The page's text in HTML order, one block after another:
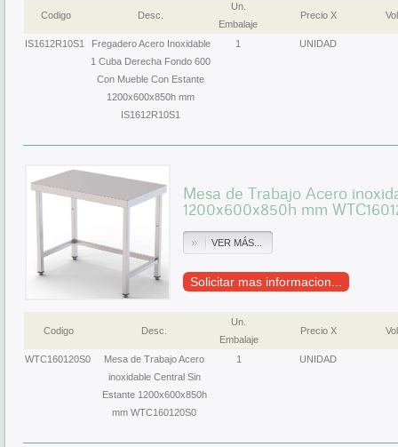
Codigo Desc.
Un.
Embalaje
Precio X
IS1612R10S1
Fregadero Acero Inoxidable
1 Cuba Derecha Fondo 600
Con Mueble Con Estante
1200x600x850h mm
IS1612R10S1
1 UNIDAD
Mesa de Trabajo Acero
1200x600x850h mm
VER MÁS...
Solicitar mas informacion...
Codigo Desc.
Un.
Embalaje
Precio X
WTC160120S0
Mesa de Trabajo Acero
inoxidable Central Sin
Estante 1200x600x850h
mm WTC160120S0
1 UNIDAD